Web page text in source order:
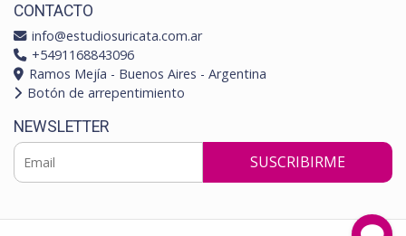
CONTACTO
info@estudiosuricata.com.ar
+5491168843096
Ramos Mejía - Buenos Aires - Argentina
Botón de arrepentimiento
NEWSLETTER
SUSCRIBIRME